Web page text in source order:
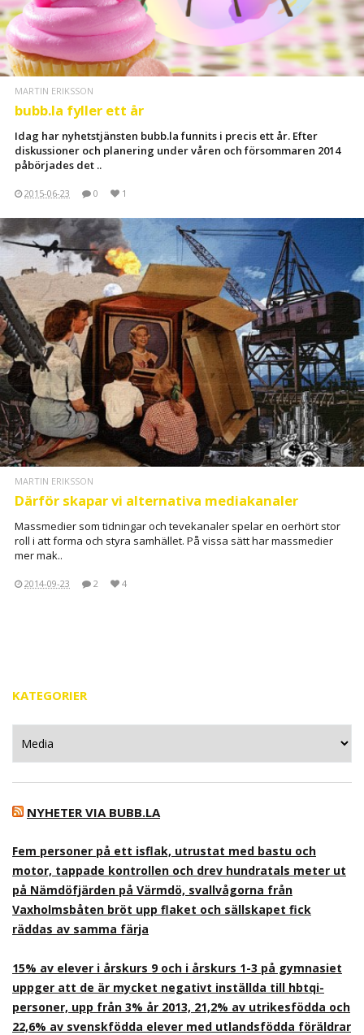
MARTIN ERIKSSON
bubb.la fyller ett år
Idag har nyhetstjänsten bubb.la funnits i precis ett år. Efter
diskussioner och planering under våren och försommaren 2014
påbörjades det ..
2015-06-23 0 1
MARTIN ERIKSSON
Därför skapar vi alternativa mediakanaler
Massmedier som tidningar och tevekanaler spelar en oerhört stor
roll i att forma och styra samhället. På vissa sätt har massmedier
mer mak..
2014-09-23 2 4
KATEGORIER
NYHETER VIA BUBB.LA
Fem personer på ett isflak, utrustat med bastu och
motor, tappade kontrollen och drev hundratals meter ut
på Nämdöfjärden på Värmdö, svallvågorna från
Vaxholmsbåten bröt upp flaket och sällskapet fick
räddas av samma färja
15% av elever i årskurs 9 och i årskurs 1-3 på gymnasiet
uppger att de är mycket negativt inställda till hbtqi-
personer, upp från 3% år 2013, 21,2% av utrikesfödda och
22,6% av svenskfödda elever med utlandsfödda föräldrar